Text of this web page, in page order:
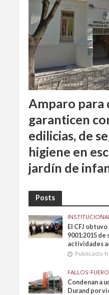
Amparo para
garanticen
edilicias, de
higiene en
jardín de
Posts
El CFJ
9001:2015
actividades
Publicado
FALLOS•
Condenan a
Durand por